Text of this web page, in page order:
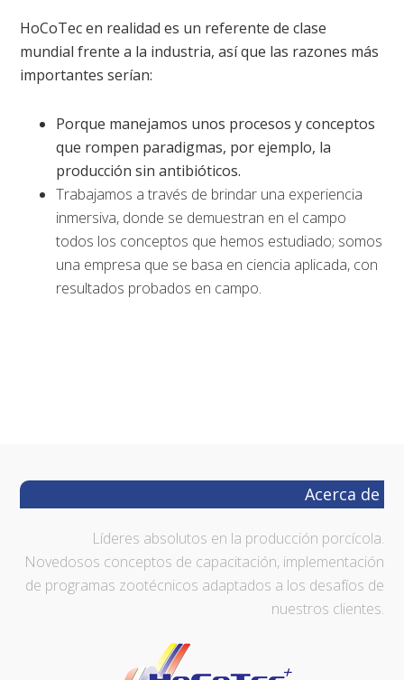
HoCoTec en realidad es un referente de clase
mundial frente a la industria, así que las razones más
importantes serían:
Porque manejamos unos procesos y conceptos
que rompen paradigmas, por ejemplo, la
producción sin antibióticos.
Trabajamos a través de brindar una experiencia
inmersiva, donde se demuestran en el campo
todos los conceptos que hemos estudiado; somos
una empresa que se basa en ciencia aplicada, con
resultados probados en campo.
Footer Acerca de
Líderes absolutos en la producción porcícola.
Novedosos conceptos de capacitación, implementación
de programas zootécnicos adaptados a los desafíos de
nuestros clientes.